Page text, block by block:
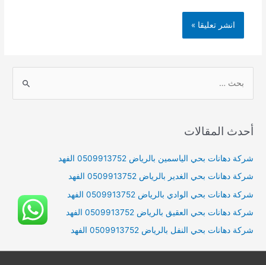
r
c
h
:
أحدث المقالات
شركة دهانات بحي الياسمين بالرياض 0509913752 الفهد
شركة دهانات بحي الغدير بالرياض 0509913752 الفهد
شركة دهانات بحي الوادي بالرياض 0509913752 الفهد
شركة دهانات بحي العقيق بالرياض 0509913752 الفهد
شركة دهانات بحي النفل بالرياض 0509913752 الفهد